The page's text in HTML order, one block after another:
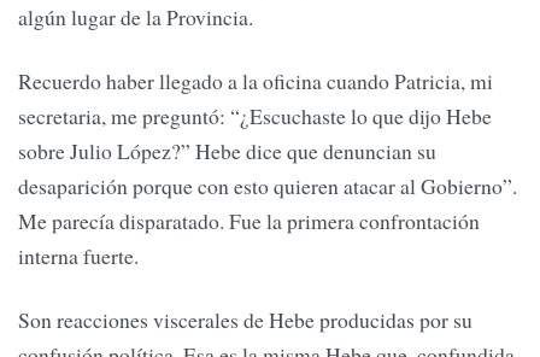
algún lugar de la Provincia.
Recuerdo haber llegado a la oficina cuando Patricia, mi
secretaria, me preguntó: “¿Escuchaste lo que dijo Hebe
sobre Julio López?” Hebe dice que denuncian su
desaparición porque con esto quieren atacar al Gobierno”.
Me parecía disparatado. Fue la primera confrontación
interna fuerte.
Son reacciones viscerales de Hebe producidas por su